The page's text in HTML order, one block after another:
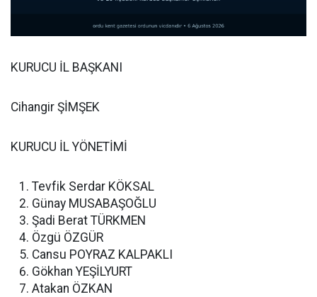
KURUCU İL BAŞKANI
Cihangir ŞİMŞEK
KURUCU İL YÖNETİMİ
Tevfik Serdar KÖKSAL
Günay MUSABAŞOĞLU
Şadi Berat TÜRKMEN
Özgü ÖZGÜR
Cansu POYRAZ KALPAKLI
Gökhan YEŞİLYURT
Atakan ÖZKAN